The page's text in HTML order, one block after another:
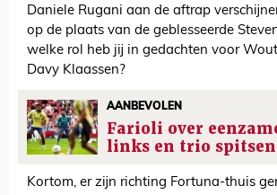
Daniele Rugani aan de aftrap
op de plaats van de geblesseerde
welke rol heb jij in gedachten voor
Davy Klaassen?
AANBEVOLEN
Farioli over
links en trio spitsen
Kortom, er zijn richting Fortuna-thuis